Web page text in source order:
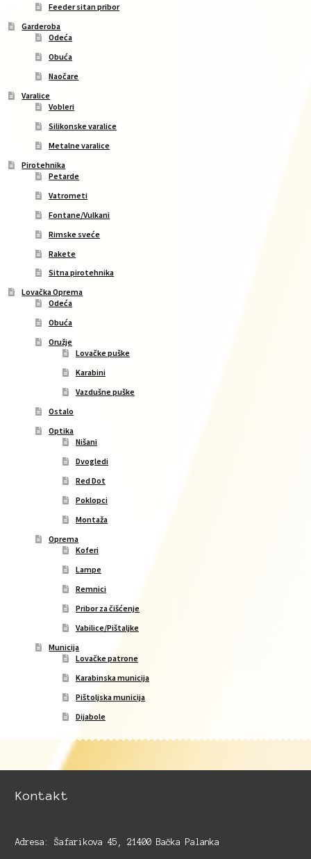
Feeder sitan pribor
Garderoba
Odeća
Obuća
Naočare
Varalice
Vobleri
Silikonske varalice
Metalne varalice
Pirotehnika
Petarde
Vatrometi
Fontane/Vulkani
Rimske sveće
Rakete
Sitna pirotehnika
Lovačka Oprema
Odeća
Obuća
Oružje
Lovačke puške
Karabini
Vazdušne puške
Ostalo
Optika
Nišani
Dvogledi
Red Dot
Poklopci
Montaža
Oprema
Koferi
Lampe
Remnici
Pribor za čišćenje
Vabilice/Pištaljke
Municija
Lovačke patrone
Karabinska municija
Pištoljska municija
Dijabole
Kontakt
Adresa: Šafarikova 45, 21400 Bačka Palanka